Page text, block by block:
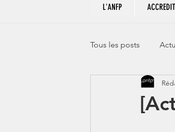
L'ANFP
Tous les posts
CORONAVIRUS -